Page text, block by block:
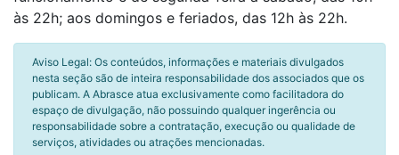
às 22h; aos domingos e feriados, das 12h às 22h.
Aviso Legal: Os conteúdos, informações e materiais divulgados
nesta seção são de inteira responsabilidade dos associados que os
publicam. A Abrasce atua exclusivamente como facilitadora do
espaço de divulgação, não possuindo qualquer ingerência ou
responsabilidade sobre a contratação, execução ou qualidade de
serviços, atividades ou atrações mencionadas.